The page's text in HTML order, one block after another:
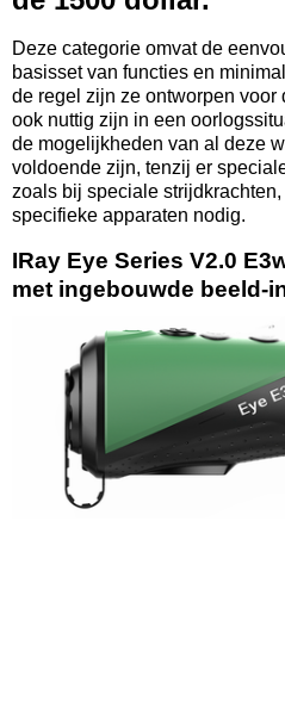
Deze categorie omvat de
basisset van functies en
de regel zijn ze ontworpen voor
ook nuttig zijn in een
de mogelijkheden van al deze
voldoende zijn, tenzij er
zoals bij speciale
specifieke apparaten nodig.
IRay Eye Series V2.0
met ingebouwde beeld-